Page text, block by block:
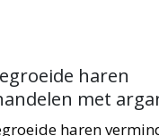
haren
met
haren